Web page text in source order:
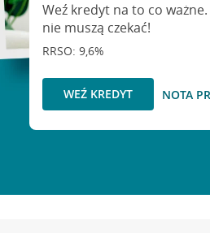
Weź kredyt na to co
nie muszą czekać!
RRSO: 9,6%
WEŹ KREDYT NOTA